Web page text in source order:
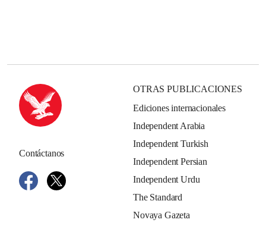
Contáctanos
OTRAS PUBLICACIONES
Ediciones internacionales
Independent Arabia
Independent Turkish
Independent Persian
Independent Urdu
The Standard
Novaya Gazeta